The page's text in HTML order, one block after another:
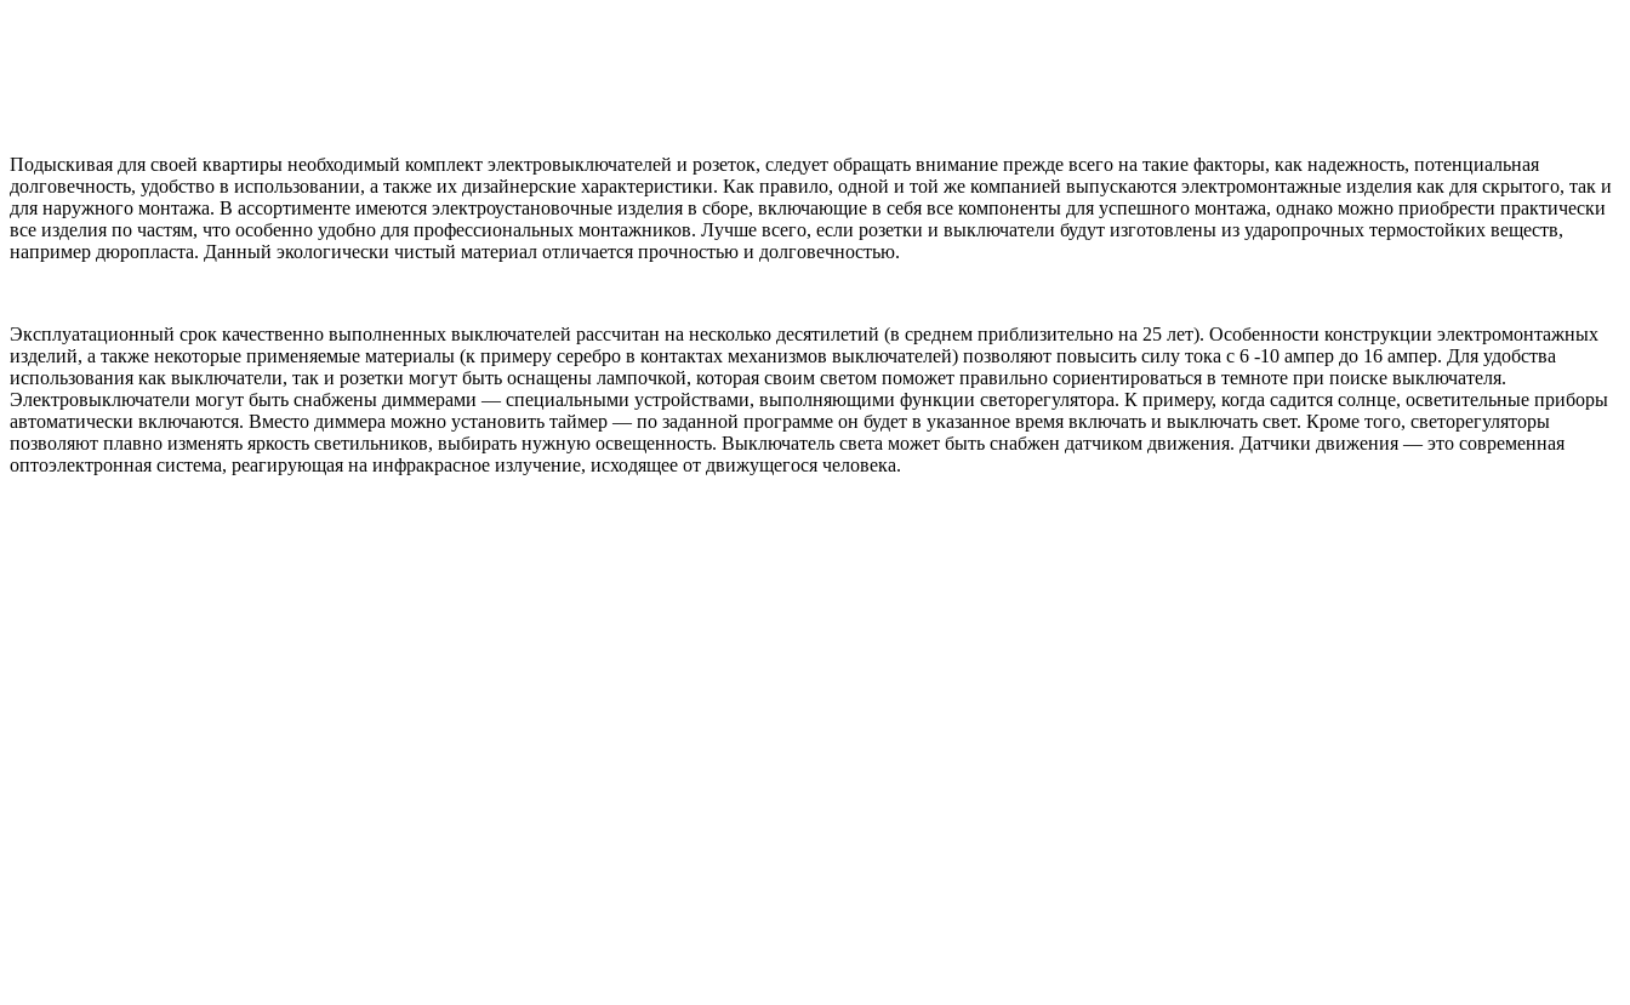
Подыскивая для своей квартиры необходимый комплект электровыключателей и розеток, следует обращать внимание прежде всего на такие факторы, как надежность, потенциальная
долговечность, удобство в использовании, а также их дизайнерские характеристики. Как правило, одной и той же компанией выпускаются электромонтажные изделия как для скрытого, так и
для наружного монтажа. В ассортименте имеются электроустановочные изделия в сборе, включающие в себя все компоненты для успешного монтажа, однако можно приобрести практически
все изделия по частям, что особенно удобно для профессиональных монтажников. Лучше всего, если розетки и выключатели будут изготовлены из ударопрочных термостойких веществ,
например дюропласта. Данный экологически чистый материал отличается прочностью и долговечностью.
Эксплуатационный срок качественно выполненных выключателей рассчитан на несколько десятилетий (в среднем приблизительно на 25 лет). Особенности конструкции электромонтажных
изделий, а также некоторые применяемые материалы (к примеру серебро в контактах механизмов выключателей) позволяют повысить силу тока с 6 -10 ампер до 16 ампер. Для удобства
использования как выключатели, так и розетки могут быть оснащены лампочкой, которая своим светом поможет правильно сориентироваться в темноте при поиске выключателя.
Электровыключатели могут быть снабжены диммерами — специальными устройствами, выполняющими функции светорегулятора. К примеру, когда садится солнце, осветительные приборы
автоматически включаются. Вместо диммера можно установить таймер — по заданной программе он будет в указанное время включать и выключать свет. Кроме того, светорегуляторы
позволяют плавно изменять яркость светильников, выбирать нужную освещенность. Выключатель света может быть снабжен датчиком движения. Датчики движения — это современная
оптоэлектронная система, реагирующая на инфракрасное излучение, исходящее от движущегося человека.